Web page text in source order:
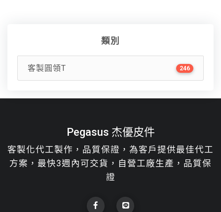
類別
客製圓領T 246
Pegasus 杰優皮件
客製化代工製作，品質保證，為客戶提供最佳代工
方案，最快3週內可交貨，自營工廠生產，品質保
證